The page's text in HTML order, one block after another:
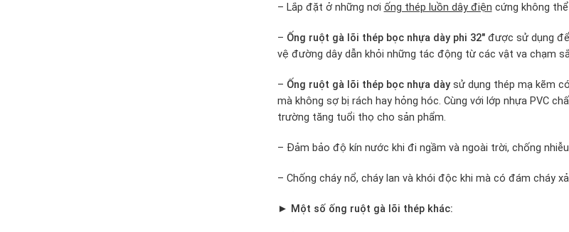
– Lắp đặt ở những nơi ống thép luồn dây điện cứng không
– Ống ruột gà lõi thép bọc nhựa dày phi 32″được sử dụng để
vệ đường dây dẫn khỏi những tác động từ các vật va chạm
– Ống ruột gà lõi thép bọc nhựa dàysử dụng thép mạ kẽm
mà không sợ bị rách hay hỏng hóc. Cùng với lớp nhựa PVC
trường tăng tuổi thọ cho sản phẩm.
– Đảm bảo độ kín nước khi đi ngầm và ngoài trời, chống
– Chống cháy nổ, cháy lan và khói độc khi mà có đám cháy
► Một số ống ruột gà lõi thép khác: